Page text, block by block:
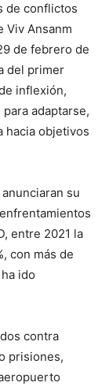
de conflictos
Viv Ansanm
de febrero de
del primer
inflexión,
adaptarse,
hacia objetivos
su
entre 2021 la
con más de
ido
contra
prisiones,